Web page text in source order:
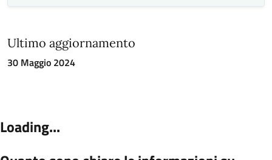
Ultimo aggiornamento
30 Maggio 2024